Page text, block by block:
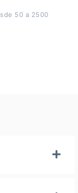
50 a 2500